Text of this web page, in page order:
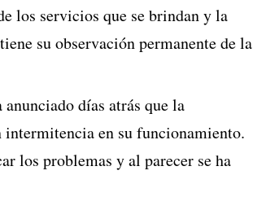
los servicios que se brindan y la
su observación permanente de la
días atrás que la
en su funcionamiento.
los problemas y al parecer se ha